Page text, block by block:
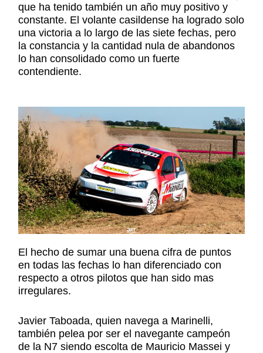
que ha tenido también un año muy positivo y
constante. El volante casildense ha logrado solo
una victoria a lo largo de las siete fechas, pero
la constancia y la cantidad nula de abandonos
lo han consolidado como un fuerte
contendiente.
El hecho de sumar una buena cifra de puntos
en todas las fechas lo han diferenciado con
respecto a otros pilotos que han sido mas
irregulares.
Javier Taboada, quien navega a Marinelli,
también pelea por ser el navegante campeón
de la N7 siendo escolta de Mauricio Massei y